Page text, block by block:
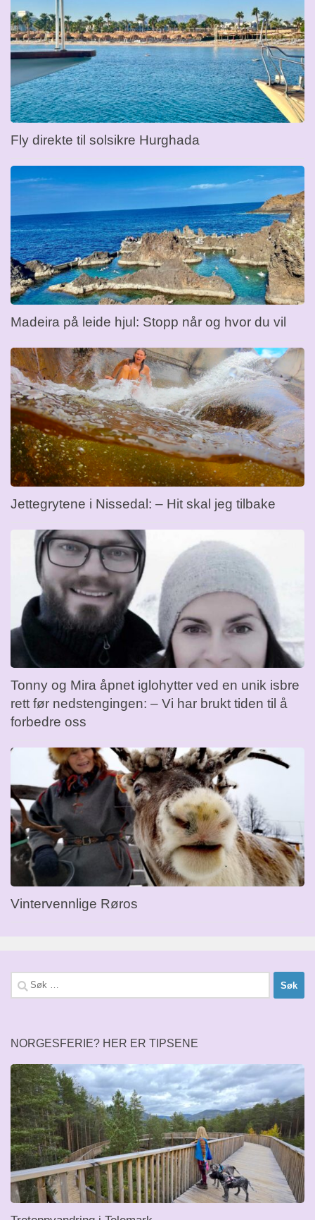
Fly direkte til solsikre Hurghada
Madeira på leide hjul: Stopp når og hvor du vil
Jettegrytene i Nissedal: – Hit skal jeg tilbake
Tonny og Mira åpnet iglohytter ved en unik isbre
rett før nedstengingen: – Vi har brukt tiden til å
forbedre oss
Vintervennlige Røros
Søk
etter:
NORGESFERIE? HER ER TIPSENE